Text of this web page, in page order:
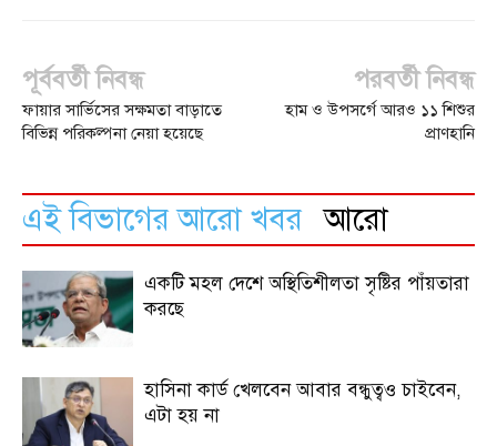
পূর্ববর্তী নিবন্ধ
ফায়ার সার্ভিসের সক্ষমতা বাড়াতে
বিভিন্ন পরিকল্পনা নেয়া হয়েছে
পরবর্তী নিবন্ধ
হাম ও উপসর্গে আরও ১১ শিশুর
প্রাণহানি
এই বিভাগের আরো খবর আরো
একটি মহল দেশে অস্থিতিশীলতা সৃষ্টির পাঁয়তারা
করছে
হাসিনা কার্ড খেলবেন আবার বন্ধুত্বও চাইবেন,
এটা হয় না